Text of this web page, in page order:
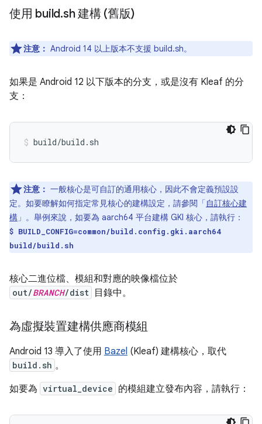
使用 build.sh 建構 (舊版)
注意： Android 14 以上版本不支援 build.sh。
如果是 Android 12 以下版本的分支，或是沒有 Kleaf 的分
支：
build/build.sh
注意： 一般核心是可自訂的通用核心，因此不會定義預設設
定。如要瞭解如何指定常見核心的建構設定，請參閱「自訂核心建
構 」。舉例來說，如要為 aarch64 平台建構 GKI 核心，請執行：
$ BUILD_CONFIG=common/build.config.gki.aarch64
build/build.sh
核心二進位檔、模組和對應的映像檔位於
out/BRANCH/dist 目錄中。
為虛擬裝置建構供應商模組
Android 13 導入了使用 Bazel (Kleaf) 建構核心，取代
build.sh 。
如要為 virtual_device 的模組建立發布內容，請執行：